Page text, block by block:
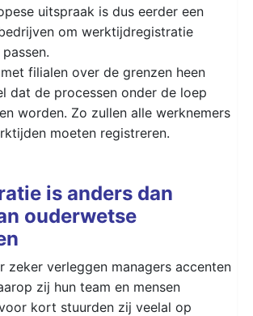
uitspraak is dus eerder een
om werktijdregistratie
filialen over de grenzen heen
dat de processen onder de loep
worden. Zo zullen alle werknemers
moeten registreren.
is anders dan
ouderwetse
zeker verleggen managers accenten
zij hun team en mensen
kort stuurden zij veelal op